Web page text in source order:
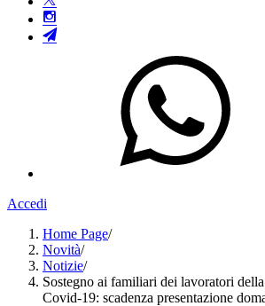
Accedi
Home Page/
Novità/
Notizie/
Sostegno ai familiari dei lavoratori
Covid-19: scadenza presentazione